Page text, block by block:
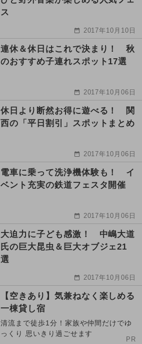
ス
2017年10月10日
連休＆休日はこれで決まり！ 秋
のおすすめ子連れスポット17選
2017年10月06日
休日より断然お得に遊べる！ 関
西の「平日割引」スポットまとめ
2017年10月06日
電車に乗って洗浄機体験も！ イ
ベント充実の鉄道フェスタ開催
2017年10月06日
大迫力に子ども感激！ 中嶋大道
氏の巨大昆虫＆巨大オブジェ21
選
2017年10月06日
【空きあり】気兼ねなく楽しめる
一棟貸し宿
清流まで徒歩1分！家族や仲間だけでゆ
っくり 思いきり過ごせます
PR